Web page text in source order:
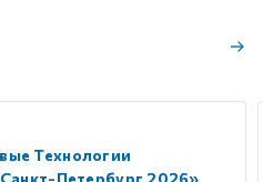
Технологии
Петербург 2026»